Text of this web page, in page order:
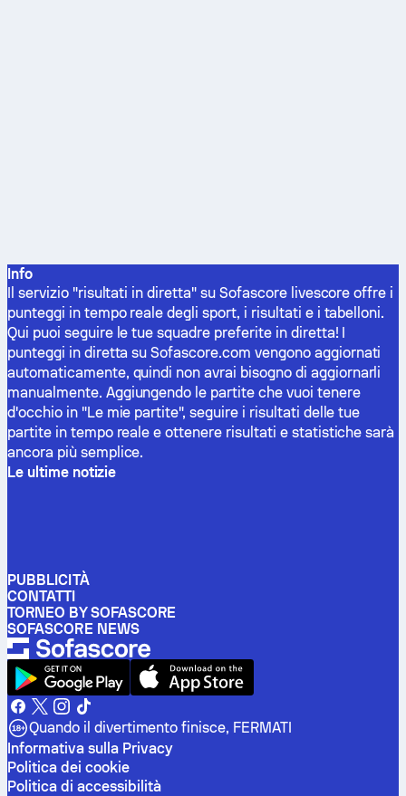
Info
Il servizio "risultati in diretta" su Sofascore livescore offre i
punteggi in tempo reale degli sport, i risultati e i tabelloni.
Qui puoi seguire le tue squadre preferite in diretta! I
punteggi in diretta su Sofascore.com vengono aggiornati
automaticamente, quindi non avrai bisogno di aggiornarli
manualmente. Aggiungendo le partite che vuoi tenere
d'occhio in "Le mie partite", seguire i risultati delle tue
partite in tempo reale e ottenere risultati e statistiche sarà
ancora più semplice.
Le ultime notizie
PUBBLICITÀ
CONTATTI
TORNEO BY SOFASCORE
SOFASCORE NEWS
Quando il divertimento finisce, FERMATI
Informativa sulla Privacy
Politica dei cookie
Politica di accessibilità